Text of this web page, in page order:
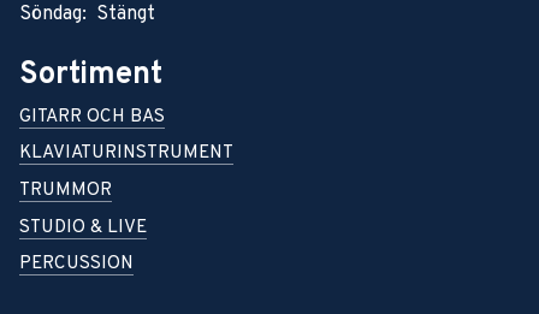
Söndag: Stängt
Sortiment
GITARR OCH BAS
KLAVIATURINSTRUMENT
TRUMMOR
STUDIO & LIVE
PERCUSSION